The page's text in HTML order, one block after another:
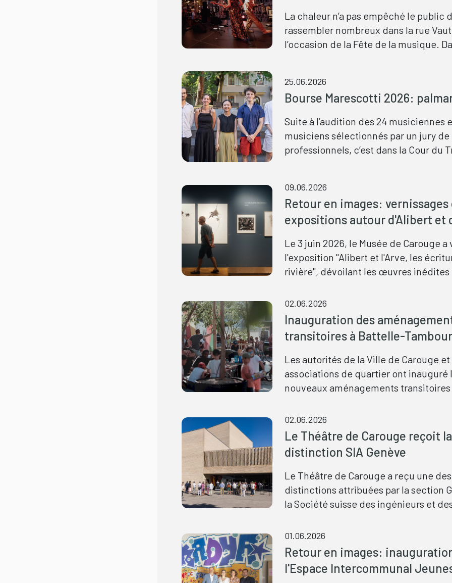
Carouge, la Fête des écoles marque la
l’année scolaire et célèbre un moment
important de la vie des écolières et
La chaleur n’a pas empêché le public
rassembler nombreux dans la rue
l’occasion de la Fête de la musique.
différentes propositions musicales. Les
concerts des chorales ont notamment
Carouge, les Pianos Égarés ont quant à
investi un lieu secret: le bâtiment
scène originale choisie pour accueillir
25.06.2026
Bourse Marescotti 2026:
Suite à l’audition des 24 musiciennes
musiciens sélectionnés par un jury de
professionnels, c’est dans la Cour du
Marescotti-Ville de Carouge 2026,
juin dernier.
09.06.2026
Retour en images: vernissages
expositions autour d'Alibert et
Le 3 juin 2026, le Musée de Carouge a
l'exposition "Alibert et l'Arve, les
rivière", dévoilant les œuvres inédites
lendemain, le 4 juin, aux Bains des
deuxième vernissage a inauguré une
prolongation de l'accrochage
une déclinaison plus historique et
autour de la rivière.
02.06.2026
Inauguration des
transitoires à Battelle-
Les autorités de la Ville de Carouge et
associations de quartier ont inauguré
nouveaux aménagements
dernier lors d'un événement festif
qu'officiel auquel était également
Nicolas Walder, Conseiller d'État. À
occasion, le public a pu découvrir les
aménagements transitoires de la
ainsi que ceux réalisés dans le cadre
pédagogique ALICE, mené par le
02.06.2026
Le Théâtre de Carouge reçoit la
distinction SIA Genève
Le Théâtre de Carouge a reçu une
distinctions attribuées par la section
la Société suisse des ingénieurs et
a donné lieu à une cérémonie qui s'est
le 29 mai dernier en présence du
administratif Patrick Mutzenberg,
Affaires culturelles.
01.06.2026
Retour en images:
l'Espace Intercommunal